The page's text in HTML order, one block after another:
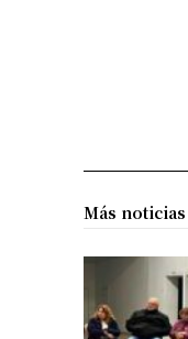
Más noticias